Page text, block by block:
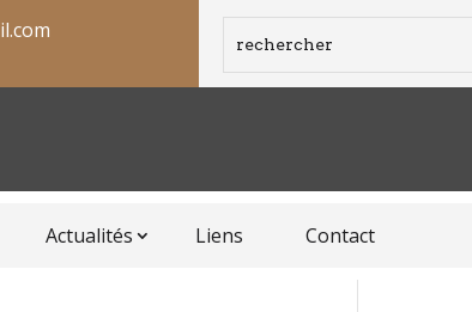
Actualités Liens Contact